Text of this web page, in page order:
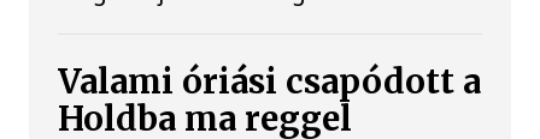
Valami óriási csapódott a
Holdba ma reggel